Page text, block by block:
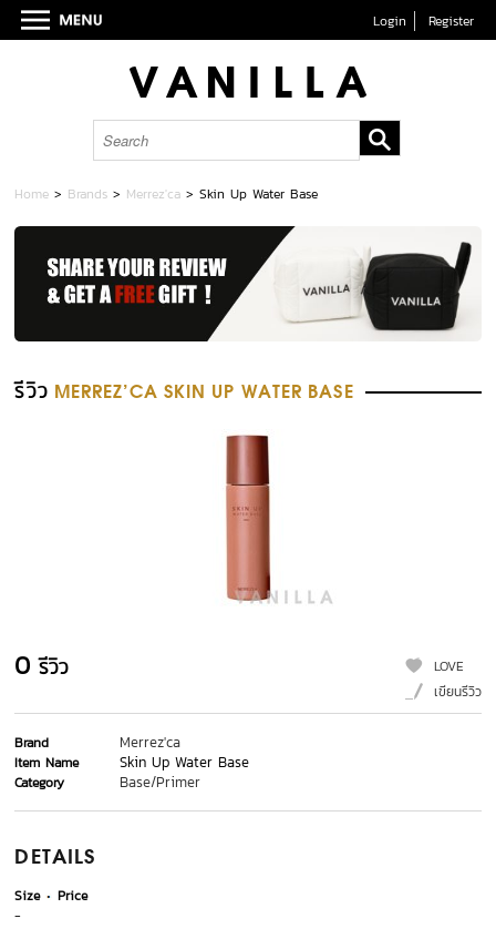
Login Register
Home > Brands > Merrez'ca >Skin Up Water Base
รีวิว MERREZ'CA SKIN UP WATER BASE
0 รีวิว
LOVE
เขียนรีวิว
Brand Merrez'ca
Item Name Skin Up Water Base
Category Base/Primer
DETAILS
Size
Price
-